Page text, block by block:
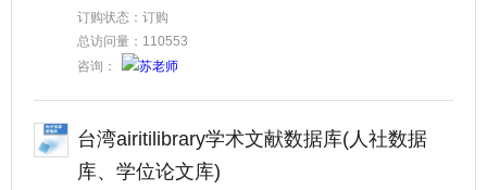
订购状态：订购
总访问量：110553
咨询：
苏老师
台湾airitilibrary学术文献数据库(人社数据
库、学位论文库)